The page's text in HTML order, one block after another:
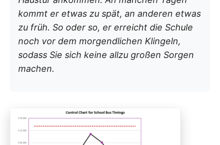
kommt er etwas zu spät, an anderen etwas
zu früh. So oder so, er erreicht die Schule
noch vor dem morgendlichen Klingeln,
sodass Sie sich keine allzu großen Sorgen
machen.